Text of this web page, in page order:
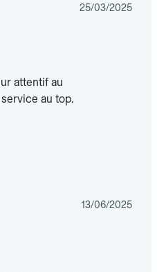
25/03/2025
attentif au
au top.
13/06/2025